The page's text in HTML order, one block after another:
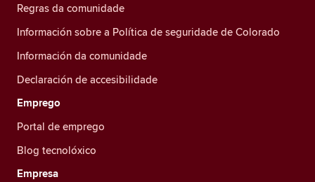
Regras da comunidade
Información sobre a Política de seguridade de Colorado
Información da comunidade
Declaración de accesibilidade
Emprego
Portal de emprego
Blog tecnolóxico
Empresa